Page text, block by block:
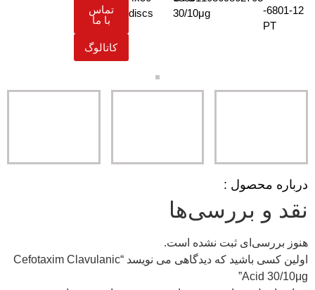
6801-12-
PT
30/10μg
discs
تماس
با ما
کاتالوگ
درباره محصول :
نقد و بررسی‌ها
هنوز بررسی‌ای ثبت نشده است.
اولین کسی باشید که دیدگاهی می نویسد “Cefotaxim Clavulanic
Acid 30/10μg”